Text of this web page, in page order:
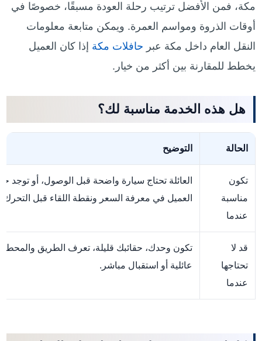
مكة، فمن الأفضل ترتيب رحلة العودة مسبقًا، خصوصًا في
أوقات الذروة ومواسم العمرة. ويمكن متابعة معلومات
النقل العام داخل مكة عبر حافلات مكة إذا كان العميل
يخطط للمقارنة بين أكثر من خيار.
هل هذه الخدمة مناسبة لك؟
الحالة التوضيح
تكون
مناسبة
عندما
العائلة تحتاج سيارة واضحة قبل الوصول، أو توجد
العميل في معرفة السعر ونقطة اللقاء قبل التحرك.
قد لا
تحتاجها
عندما
تكون وحدك، حقائبك قليلة، تعرف الطريق والمحطات
عائلية أو استقبال مباشر.